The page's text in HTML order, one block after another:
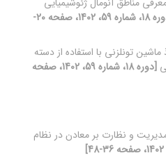
[دوره 18، شماره 59، 1402، صفحه 20-
تونلزنی با استفاده از دسته
[دوره 18، شماره 59، 1402، صفحه
و نظارت بر معادن در نظام